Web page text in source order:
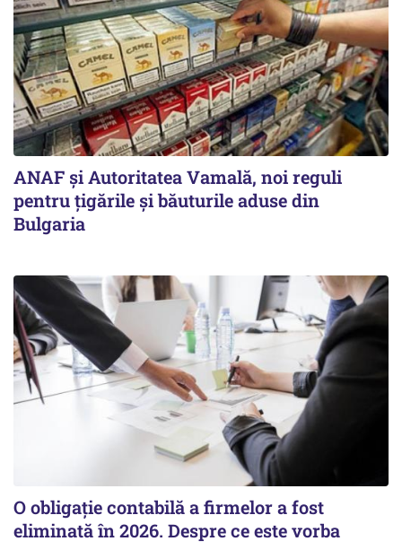
ANAF și Autoritatea Vamală, noi reguli
pentru țigările și băuturile aduse din
Bulgaria
O obligație contabilă a firmelor a fost
eliminată în 2026. Despre ce este vorba